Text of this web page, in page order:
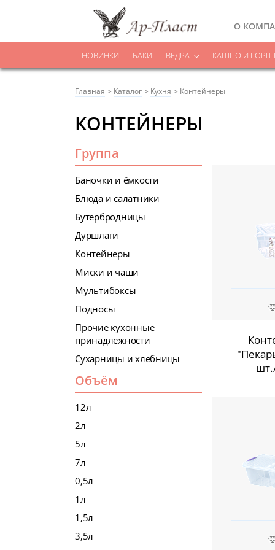
О
НОВИНКИ БАКИ ВЁДРА КАШПО И
Главная Каталог Кухня Контейнеры
КОНТЕЙНЕРЫ
Группа
Баночки и ёмкости
Блюда и салатники
Бутербродницы
Дуршлаги
Контейнеры
Миски и чаши
Мультибоксы
Подносы
Прочие кухонные
принадлежности
Сухарницы и хлебницы
Объём
12л
2л
5л
7л
0,5л
1л
1,5л
3,5л